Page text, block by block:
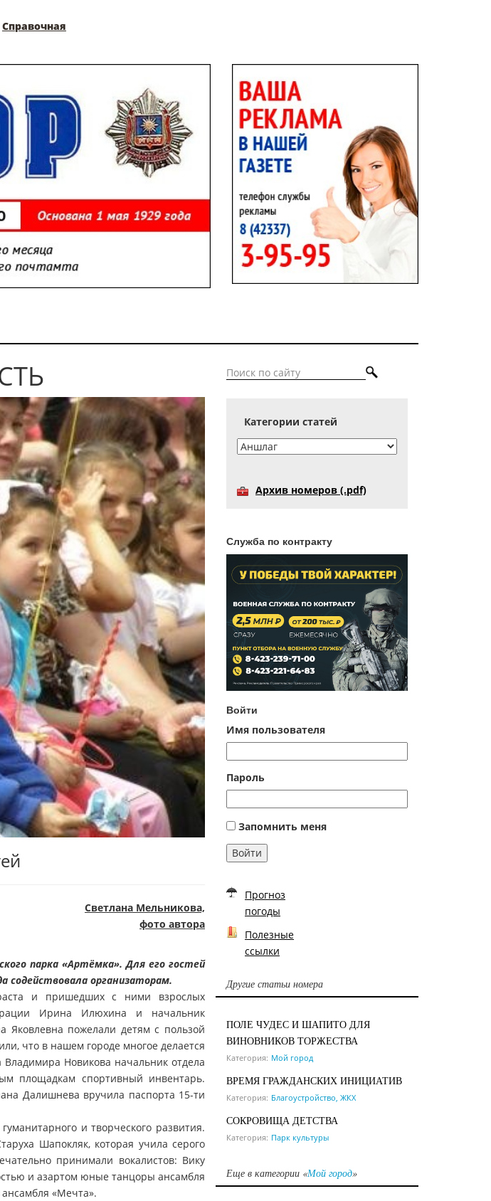
Справочная
Светлана Мельникова,
фото автора
парка «Артёмка». Для его гостей
содействовала организаторам.
и пришедших с ними взрослых
Ирина Илюхина и начальник
пожелали детям с пользой
что в нашем городе многое делается
Новикова начальник отдела
площадкам спортивный инвентарь.
Далишнева вручила паспорта 15-ти
и творческого развития.
Шапокляк, которая учила серого
принимали вокалистов: Вику
и азартом юные танцоры ансамбля
«Мечта».
Категории статей
Архив номеров (.pdf)
Служба по контракту
Войти
Имя пользователя
Пароль
Запомнить меня
Войти
Прогноз
погоды
Полезные
ссылки
Другие статьи номера
ПОЛЕ ЧУДЕС И ШАПИТО ДЛЯ
ВИНОВНИКОВ ТОРЖЕСТВА
Категория: Мой город
ВРЕМЯ ГРАЖДАНСКИХ ИНИЦИАТИВ
Категория: Благоустройство, ЖКХ
СОКРОВИЩА ДЕТСТВА
Категория: Парк культуры
Еще в категории «Мой город»